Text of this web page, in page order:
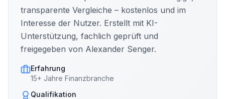
transparente Vergleiche – kostenlos und im
Interesse der Nutzer. Erstellt mit KI-
Unterstützung, fachlich geprüft und
freigegeben von Alexander Senger.
Erfahrung
15+ Jahre Finanzbranche
Qualifikation